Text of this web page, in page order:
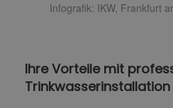
Infografik: IKW, Frankfurt
Ihre Vorteile mit
Trinkwasserinstallation